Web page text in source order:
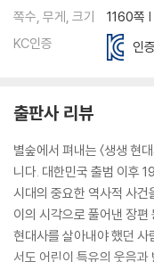
쪽수, 무게, 크기
1160쪽
KC인증
인
출판사 리뷰
별숲에서 펴내는 〈생생 현
니다. 대한민국 출범 이후
시대의 중요한 역사적 사건
이의 시각으로 풀어낸 장
현대사를 살아내야 했던
서도 어린이 특유의 웃음과